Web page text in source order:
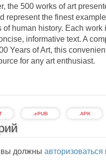
the 500 works of art
represent the finest
human history. Each work
informative text. A
Years of Art, this
for any art enthusiast.
.APK
.ePUB
вы должны авторизоваться